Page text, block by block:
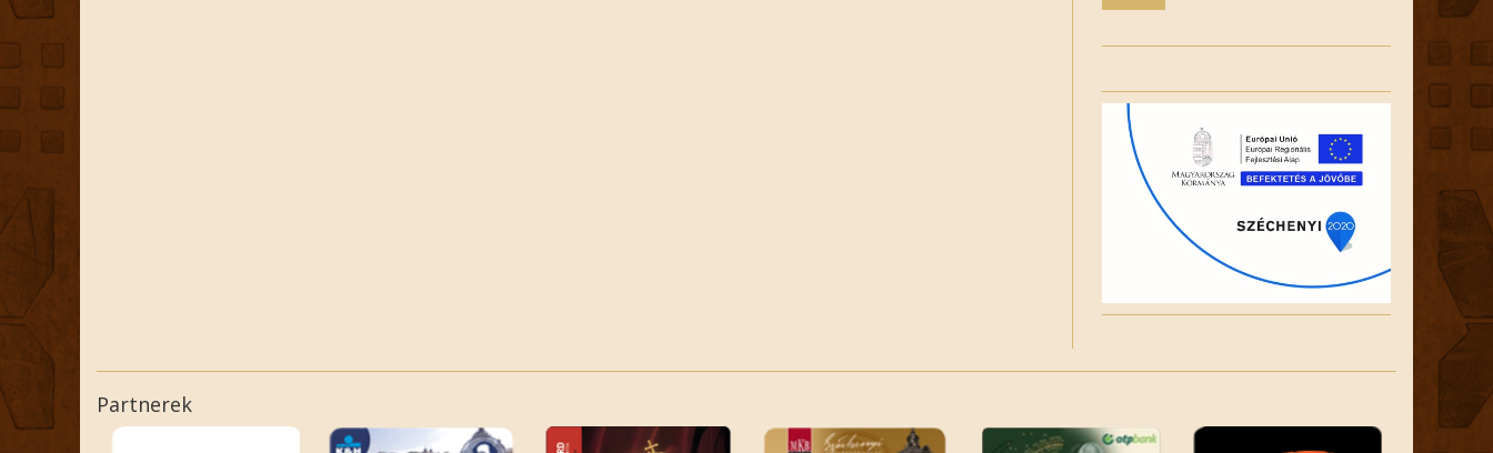
field
empty.
Partnerek